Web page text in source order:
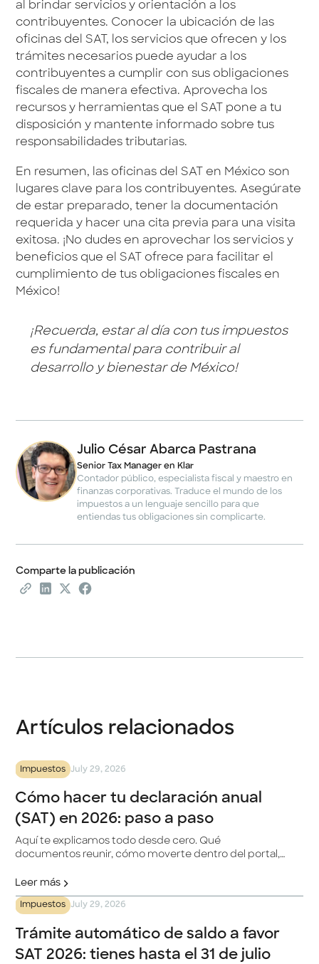
al brindar servicios y orientación a los
contribuyentes. Conocer la ubicación de las
oficinas del SAT, los servicios que ofrecen y los
trámites necesarios puede ayudar a los
contribuyentes a cumplir con sus obligaciones
fiscales de manera efectiva. Aprovecha los
recursos y herramientas que el SAT pone a tu
disposición y mantente informado sobre tus
responsabilidades tributarias.
En resumen, las oficinas del SAT en México son
lugares clave para los contribuyentes. Asegúrate
de estar preparado, tener la documentación
requerida y hacer una cita previa para una visita
exitosa. ¡No dudes en aprovechar los servicios y
beneficios que el SAT ofrece para facilitar el
cumplimiento de tus obligaciones fiscales en
México!
¡Recuerda, estar al día con tus impuestos
es fundamental para contribuir al
desarrollo y bienestar de México!
Julio César Abarca Pastrana
Senior Tax Manager en Klar
Contador público, especialista fiscal y maestro en
finanzas corporativas. Traduce el mundo de los
impuestos a un lenguaje sencillo para que
entiendas tus obligaciones sin complicarte.
Comparte la publicación
Artículos relacionados
Impuestos July 29, 2026
Cómo hacer tu declaración anual
(SAT) en 2026: paso a paso
Aquí te explicamos todo desde cero. Qué
documentos reunir, cómo moverte dentro del portal,
intereses que generaste en plataformas financieras
digitales como Klar. También cubrimos lo que casi
nadie aborda: qué hacer después de enviar, cómo
Leer más
Impuestos July 29, 2026
Trámite automático de saldo a favor
SAT 2026: tienes hasta el 31 de julio